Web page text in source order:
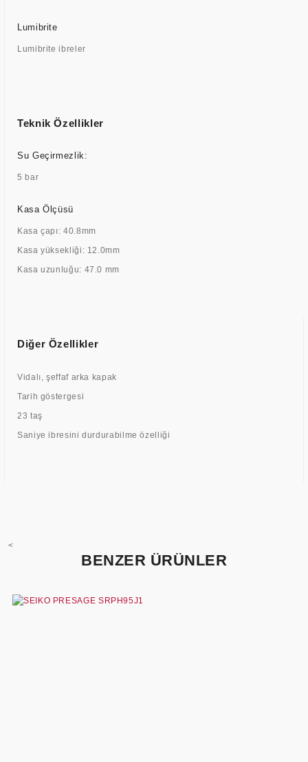
Lumibrite
Lumibrite ibreler
Teknik Özellikler
Su Geçirmezlik:
5 bar
Kasa Ölçüsü
Kasa çapı: 40.8mm
Kasa yüksekliği: 12.0mm
Kasa uzunluğu: 47.0 mm
Diğer Özellikler
Vidalı, şeffaf arka kapak
Tarih göstergesi
23 taş
Saniye ibresini durdurabilme özelliği
<
BENZER ÜRÜNLER